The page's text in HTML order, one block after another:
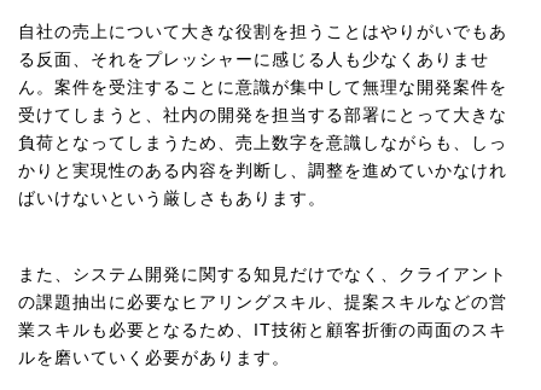
自社の売上について大きな役割を担うことはやりがいでもあ
る反面、それをプレッシャーに感じる人も少なくありませ
ん。案件を受注することに意識が集中して無理な開発案件を
受けてしまうと、社内の開発を担当する部署にとって大きな
負荷となってしまうため、売上数字を意識しながらも、しっ
かりと実現性のある内容を判断し、調整を進めていかなけれ
ばいけないという厳しさもあります。
また、システム開発に関する知見だけでなく、クライアント
の課題抽出に必要なヒアリングスキル、提案スキルなどの営
業スキルも必要となるため、IT技術と顧客折衝の両面のスキ
ルを磨いていく必要があります。